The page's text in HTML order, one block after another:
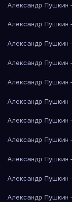
Александр Пушкин
Александр Пушкин
Александр Пушкин
Александр Пушкин
Александр Пушкин
Александр Пушкин
Александр Пушкин
Александр Пушкин
Александр Пушкин
Александр Пушкин
Александр Пушкин